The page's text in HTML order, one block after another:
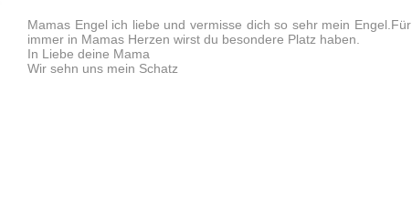
Mamas Engel ich liebe und vermisse dich so sehr mein Engel.Für
immer in Mamas Herzen wirst du besondere Platz haben.
In Liebe deine Mama
Wir sehn uns mein Schatz